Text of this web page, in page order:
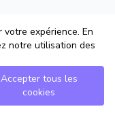
expérience. En
notre utilisation des
Accepter tous les
cookies